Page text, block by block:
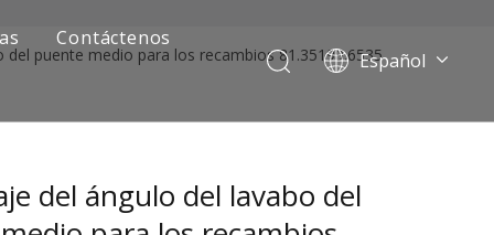
Contáctenos
Español
Pусский
العربية
del puente medio para los recambios 81.35199.6535
del ángulo del lavabo del